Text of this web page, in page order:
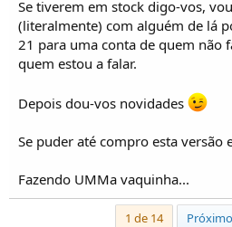
Se tiverem em stock digo-vos,
(literalmente) com alguém de lá
21 para uma conta de quem não
quem estou a falar.
Depois dou-vos novidades
Se puder até compro esta versão
Fazendo UMMa vaquinha...
1 de 14 Próximo